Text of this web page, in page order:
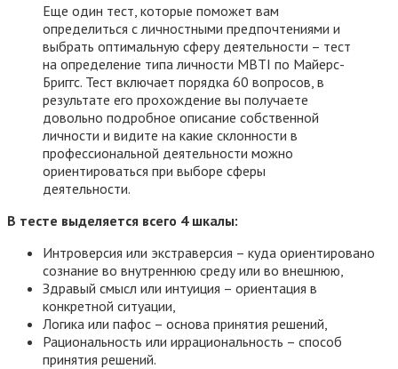
Еще один тест, которые поможет вам
определиться с личностными предпочтениями и
выбрать оптимальную сферу деятельности – тест
на определение типа личности MBTI по Майерс-
Бриггс. Тест включает порядка 60 вопросов, в
результате его прохождение вы получаете
довольно подробное описание собственной
личности и видите на какие склонности в
профессиональной деятельности можно
ориентироваться при выборе сферы
деятельности.
В тесте выделяется всего 4 шкалы:
Интроверсия или экстраверсия – куда ориентировано
сознание во внутреннюю среду или во внешнюю,
Здравый смысл или интуиция – ориентация в
конкретной ситуации,
Логика или пафос – основа принятия решений,
Рациональность или иррациональность – способ
принятия решений.